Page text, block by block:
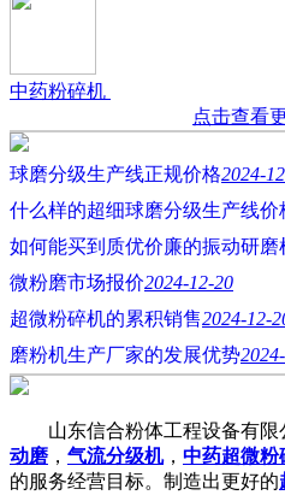
中药粉碎机
点击查看
球磨分级生产线正规价格2024-
什么样的超细球磨分级生产线价
如何能买到质优价廉的振动研磨
微粉磨市场报价2024-12-20
超微粉碎机的累积销售2024-12-
磨粉机生产厂家的发展优势
山东信合粉体工程设备有限
动磨 ， 气流分级机， 中药超微粉
的服务经营目标。制造出更好的